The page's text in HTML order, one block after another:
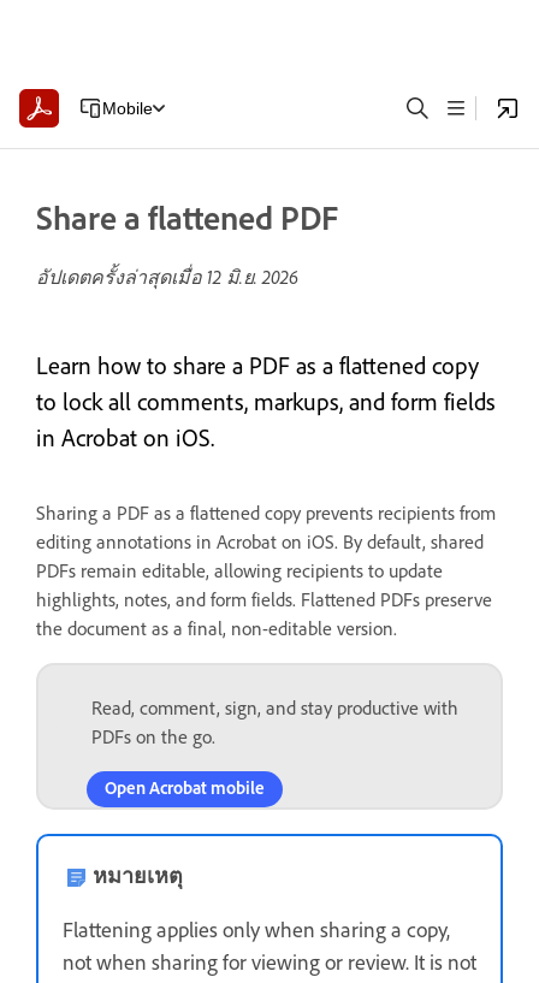
Mobile
Share a flattened PDF
อัปเดตครั้งล่าสุดเมื่อ 12 มิ.ย. 2026
Learn how to share a PDF as a flattened copy
to lock all comments, markups, and form fields
in Acrobat on iOS.
Sharing a PDF as a flattened copy prevents recipients from
editing annotations in Acrobat on iOS. By default, shared
PDFs remain editable, allowing recipients to update
highlights, notes, and form fields. Flattened PDFs preserve
the document as a final, non-editable version.
Read, comment, sign, and stay productive with
PDFs on the go.
Open Acrobat mobile
หมายเหตุ
Flattening applies only when sharing a copy,
not when sharing for viewing or review. It is not